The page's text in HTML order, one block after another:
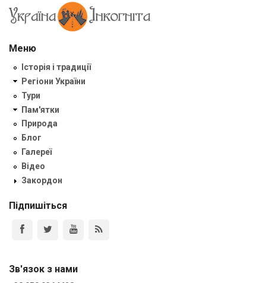
Меню
Історія і традиції
Регіони України
Тури
Пам'ятки
Природа
Блог
Галереї
Відео
Закордон
Підпишіться
Зв'язок з нами